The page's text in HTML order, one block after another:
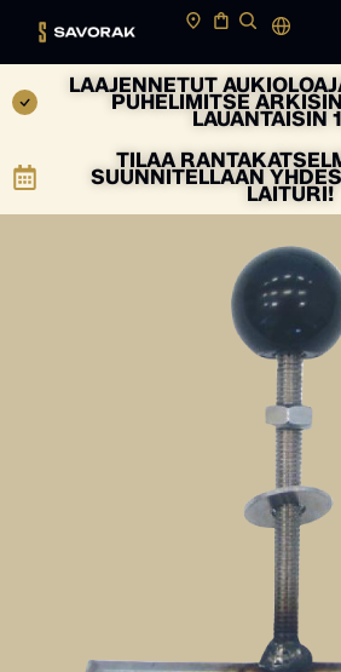
LAAJENNETUT
PUHELIMITSE
LAUANTAISIN
TILAA
SUUNNITELLAAN
LAITURI!